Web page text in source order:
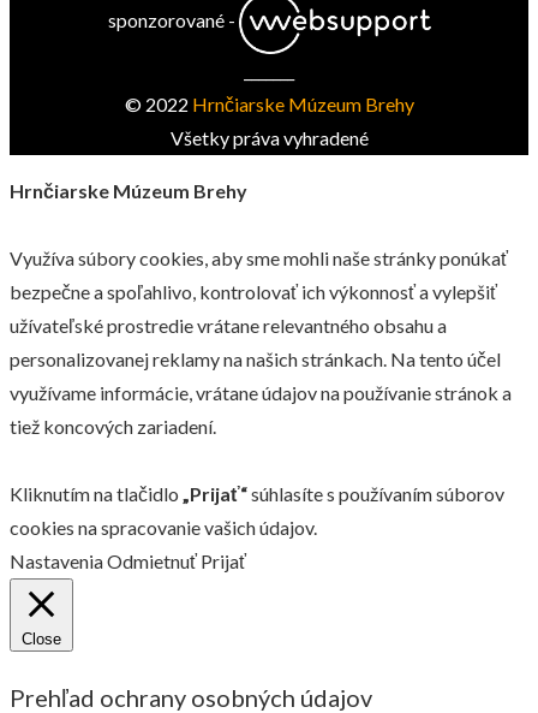
sponzorované -
© 2022 Hrnčiarske Múzeum Brehy
Všetky práva vyhradené
Hrnčiarske Múzeum Brehy
Využíva súbory cookies, aby sme mohli naše stránky ponúkať
bezpečne a spoľahlivo, kontrolovať ich výkonnosť a vylepšiť
užívateľské prostredie vrátane relevantného obsahu a
personalizovanej reklamy na našich stránkach. Na tento účel
využívame informácie, vrátane údajov na používanie stránok a
tiež koncových zariadení.
Kliknutím na tlačidlo „Prijať“súhlasíte s používaním súborov
cookies na spracovanie vašich údajov.
NastaveniaOdmietnuť Prijať
Close
Prehľad ochrany osobných údajov